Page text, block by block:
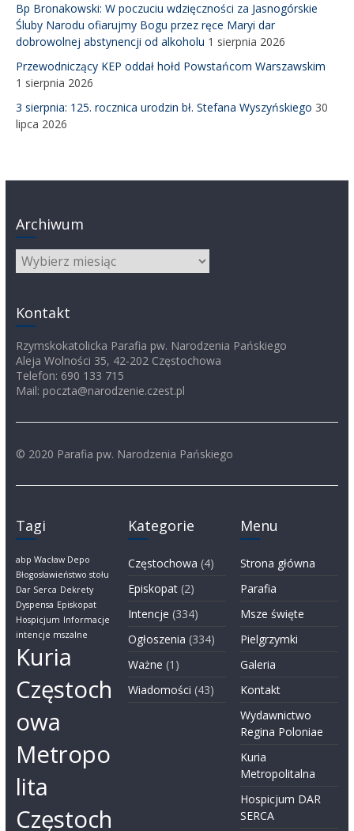
Bp Bronakowski: W poczuciu wdzięczności za Jasnogórskie
Śluby Narodu ofiarujmy Bogu przez ręce Maryi dar
dobrowolnej abstynencji od alkoholu 1 sierpnia 2026
Przewodniczący KEP oddał hołd Powstańcom Warszawskim
1 sierpnia 2026
3 sierpnia: 125. rocznica urodzin bł. Stefana Wyszyńskiego 30
lipca 2026
Archiwum
Archiwum
Kontakt
Rzymskokatolicka Parafia pw. Narodzenia Pańskiego
Aleja Wolności 35, 42-202 Częstochowa
Telefon: 690 133 715
Mail: poczta@narodzenie.czest.pl
© 2020 Parafia pw. Narodzenia Pańskiego
Tagi
abp Wacław Depo
Błogosławieństwo stołu
Dar Serca Dekrety
Dyspensa Episkopat
Hospicjum Informacje
intencje mszalne
Kuria
Częstoch
owa
Metropo
lita
Częstoch
Kategorie
Częstochowa (4)
Episkopat (2)
Intencje (334)
Ogłoszenia (334)
Ważne (1)
Wiadomości (43)
Menu
Strona główna
Parafia
Msze święte
Pielgrzymki
Galeria
Kontakt
Wydawnictwo
Regina Poloniae
Kuria
Metropolitalna
Hospicjum DAR
SERCA